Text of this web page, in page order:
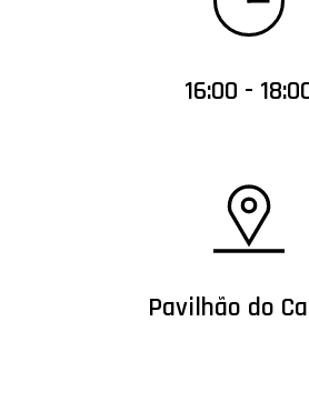
16:00 -
Pavilhão do